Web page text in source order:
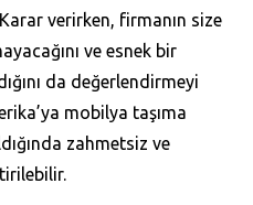
verirken, firmanın size
ve esnek bir
da değerlendirmeyi
mobilya taşıma
zahmetsiz ve